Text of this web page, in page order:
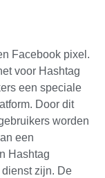
Facebook pixel.
voor Hashtag
een speciale
Door dit
worden
een
Hashtag
zijn. De